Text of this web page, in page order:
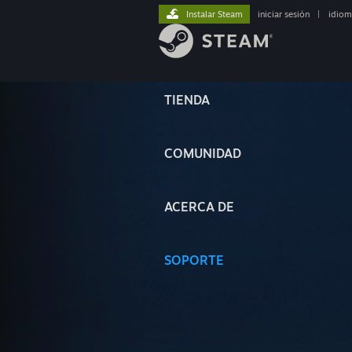
TIENDA
COMUNIDAD
ACERCA DE
SOPORTE
Instalar Steam iniciar sesión